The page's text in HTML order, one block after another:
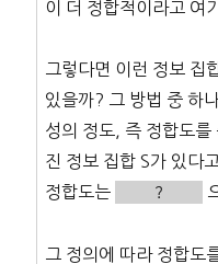
이 더 정합적이라고 여
그렇다면 이런 정보 집
있을까? 그 방법 중 하
성의 정도, 즉 정합도를
진 정보 집합 S가 있다
정합도는
?
그 정의에 따라 정합도